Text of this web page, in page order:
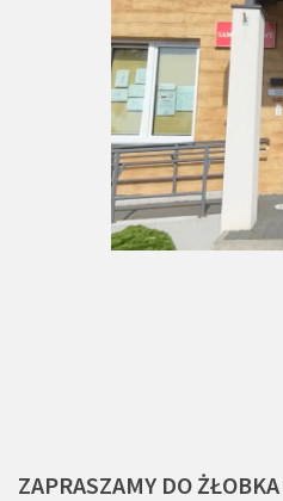
ZAPRASZAMY DO ŻŁOBKA